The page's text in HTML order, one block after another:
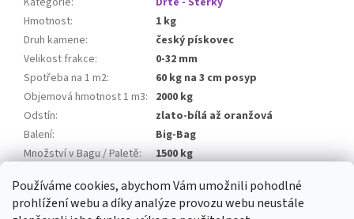
Používáme cookies, abychom Vám umožnili pohodlné
prohlížení webu a díky analýze provozu webu neustále
Hmotnost:
1 kg
Druh kamene:
český pískovec
Velikost frakce:
0-32 mm
Spotřeba na 1 m2:
60 kg na 3 cm posyp
Objemová hmotnost 1 m3: 2000 kg
Odstín:
zlato-bílá až oranžová
Balení:
Big-Bag
Množství v Bagu / Paletě:
1500 kg